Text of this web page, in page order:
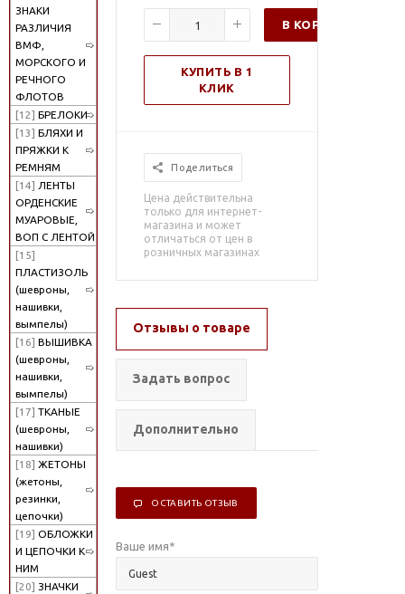
ЗНАКИ
РАЗЛИЧИЯ
ВМФ,
МОРСКОГО И
РЕЧНОГО
ФЛОТОВ
[12] БРЕЛОКИ
[13] БЛЯХИ И
ПРЯЖКИ К
РЕМНЯМ
[14] ЛЕНТЫ
ОРДЕНСКИЕ
МУАРОВЫЕ,
ВОП С ЛЕНТОЙ
[15]
ПЛАСТИЗОЛЬ
(шевроны,
нашивки,
вымпелы)
[16] ВЫШИВКА
(шевроны,
нашивки,
вымпелы)
[17] ТКАНЫЕ
(шевроны,
нашивки)
[18] ЖЕТОНЫ
(жетоны,
резинки,
цепочки)
[19] ОБЛОЖКИ
И ЦЕПОЧКИ К
НИМ
[20] ЗНАЧКИ
В КОРЗИНУ
КУПИТЬ В 1
КЛИК
Поделиться
Цена действительна
только для интернет-
магазина и может
отличаться от цен в
розничных магазинах
Отзывы о товаре
Задать вопрос
Дополнительно
ОСТАВИТЬ ОТЗЫВ
Ваше имя*